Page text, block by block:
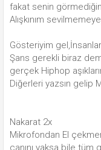
fakat senin
Alışkınım
Gösteriyim
Şans gerekli biraz
gerçek Hiphop
Diğerleri yazsın gelip
Nakarat 2x
Mikrofondan El
canını yaksa bile tüm